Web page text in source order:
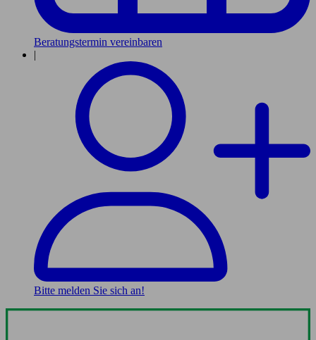
Beratungstermin vereinbaren
|
Bitte melden Sie sich an!